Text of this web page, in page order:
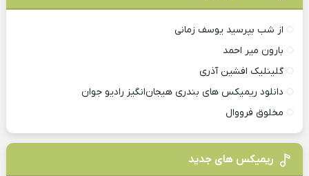
از شب بپرسید یوسف زمانی
بارون میر احمد
گلینلیک افشین آذری
دانلود ریمیکس های بندری هیجان‌انگیز رادیو جوان
مخلوق فرووال
ریمیکس های جدید